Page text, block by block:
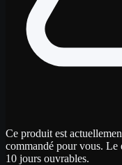
Ce produit est
commandé pour vous. Le
10 jours ouvrables.